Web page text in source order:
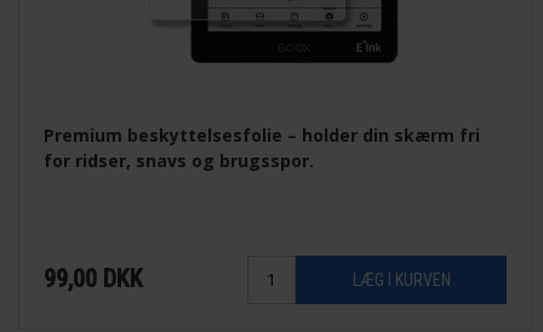
Premium beskyttelsesfolie – holder din skærm fri
for ridser, snavs og brugsspor.
99,00 DKK